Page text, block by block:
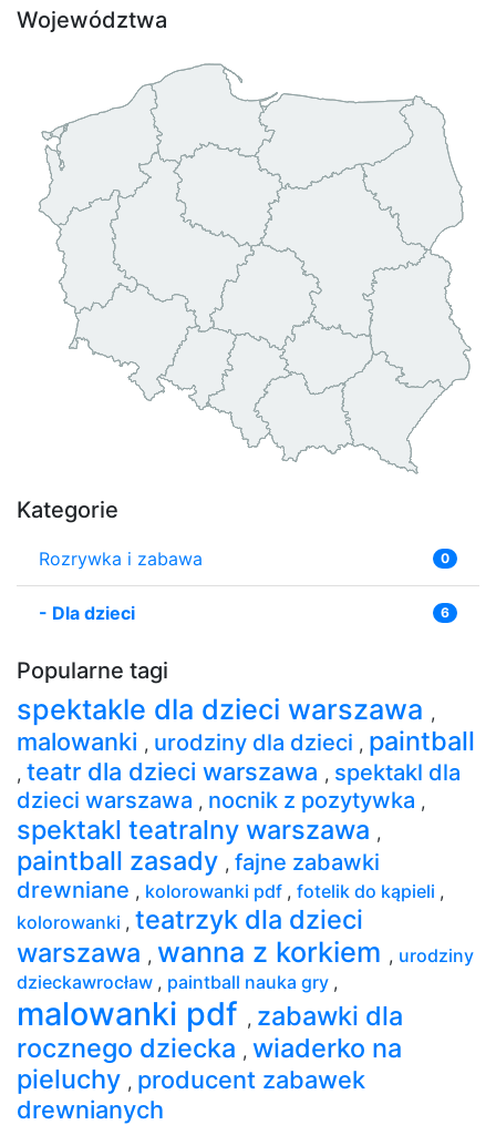
Województwa
Kategorie
Rozrywka i zabawa 0
- Dla dzieci 6
Popularne tagi
spektakle dla dzieci warszawa ,
malowanki , urodziny dla dzieci , paintball
, teatr dla dzieci warszawa , spektakl dla
dzieci warszawa , nocnik z pozytywka ,
spektakl teatralny warszawa ,
paintball zasady , fajne zabawki
drewniane , kolorowanki pdf , fotelik do kąpieli ,
kolorowanki , teatrzyk dla dzieci
warszawa , wanna z korkiem , urodziny
dzieckawrocław , paintball nauka gry ,
malowanki pdf , zabawki dla
rocznego dziecka , wiaderko na
pieluchy , producent zabawek
drewnianych